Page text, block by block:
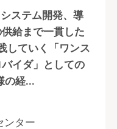
ステム開発、導
給まで一貫した
していく「ワンス
イダ」としての
の経...
ンター